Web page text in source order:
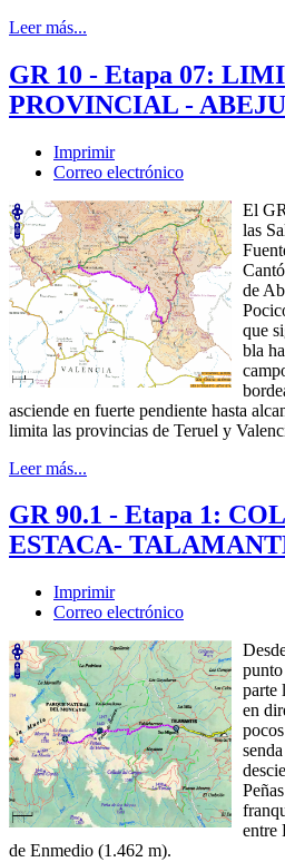
Leer más...
GR 10 - Etapa 07:
PROVINCIAL -
Imprimir
Correo electrónico
El
las
de
que
bla
asciende en fuerte pendiente hasta
limita las provincias de Teruel y
Leer más...
GR 90.1 - Etapa 1:
ESTACA-
Imprimir
Correo electrónico
parte
en
entre
de Enmedio (1.462 m).